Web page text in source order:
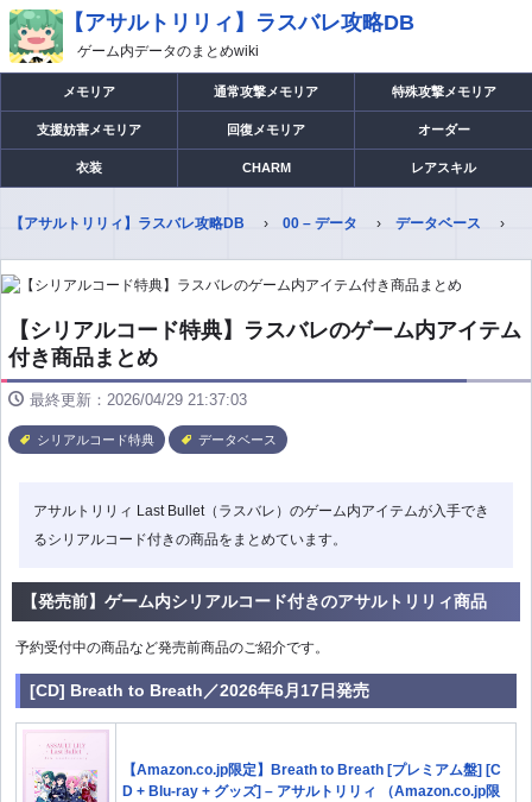
【アサルトリリィ】ラスバレ攻略DB
ゲーム内データのまとめwiki
メモリア 通常攻撃メモリア 特殊攻撃メモリア
支援妨害メモリア 回復メモリア オーダー
衣装 CHARM レアスキル
【アサルトリリィ】ラスバレ攻略DB 00 – データ データベース
【シリアルコード特典】ラスバレのゲーム内アイテム
付き商品まとめ
最終更新：2026/04/29 21:37:03
シリアルコード特典 データベース
アサルトリリィ Last Bullet（ラスバレ）のゲーム内アイテムが入手でき
るシリアルコード付きの商品をまとめています。
【発売前】ゲーム内シリアルコード付きのアサルトリリィ商品
予約受付中の商品など発売前商品のご紹介です。
[CD] Breath to Breath／2026年6月17日発売
【Amazon.co.jp限定】Breath to Breath [プレミアム盤] [C
D + Blu-ray + グッズ] – アサルトリリィ （Amazon.co.jp限